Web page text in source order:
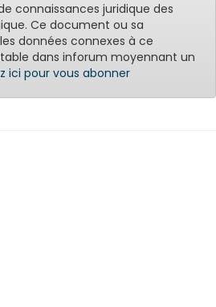
connaissances juridique des
Ce document ou sa
données connexes à ce
dans inforum moyennant un
ici pour vous abonner